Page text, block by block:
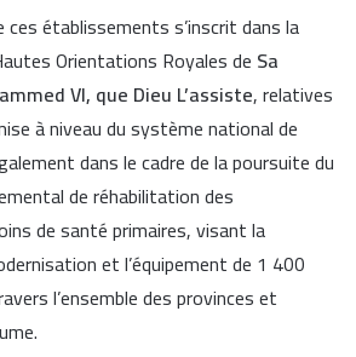
ces établissements s’inscrit dans la
Orientations Royales de Sa
VI, que Dieu L’assiste, relatives
à niveau du système national de
dans le cadre de la poursuite du
de réhabilitation des
de santé primaires, visant la
et l’équipement de 1 400
l’ensemble des provinces et